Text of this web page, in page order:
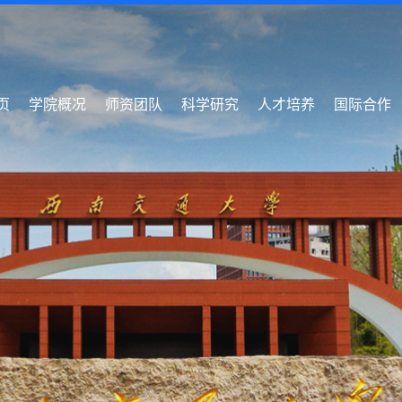
学院概况 师资团队 科学研究 人才培养 国际合作